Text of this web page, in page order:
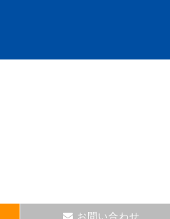
お問い合わせ